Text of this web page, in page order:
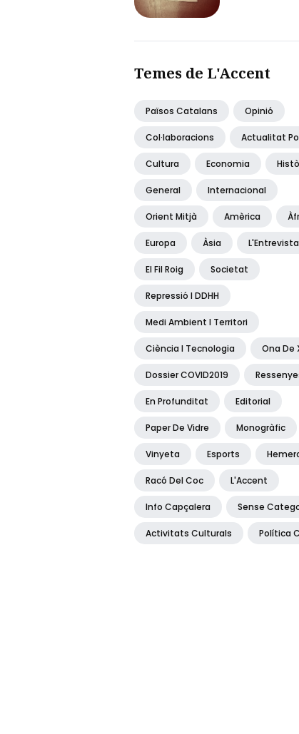
Temes de L'Accent
Països Catalans Opinió
Col·laboracions Actualitat
Cultura Economia
General Internacional
Orient Mitjà Amèrica
Europa Àsia L'Entrevista
El Fil Roig Societat
Repressió I DDHH
Medi Ambient I Territori
Ciència I Tecnologia Ona De
Dossier COVID2019
En Profunditat Editorial
Paper De Vidre Monogràfic
Vinyeta Esports
Racó Del Coc L'Accent
Info Capçalera Sense
Activitats Culturals Política